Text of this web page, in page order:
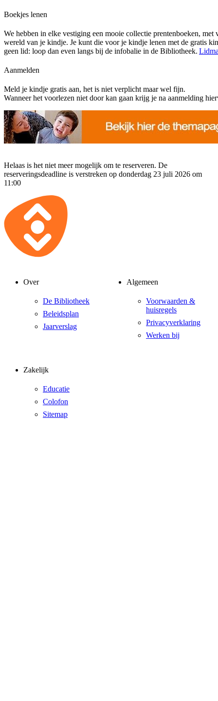
Boekjes lenen
We hebben in elke vestiging een mooie collectie prentenboeken, met
wereld van je kindje. Je kunt die voor je kindje lenen met de gratis
geen lid: loop dan even langs bij de infobalie in de Bibliotheek.
Aanmelden
Meld je kindje gratis aan, het is niet verplicht maar wel fijn.
Wanneer het voorlezen niet door kan gaan krijg je na aanmelding
Helaas is het niet meer mogelijk om te reserveren. De
reserveringsdeadline is verstreken op donderdag 23 juli 2026 om
11:00
Over
De Bibliotheek
Beleidsplan
Jaarverslag
Algemeen
Voorwaarden &
huisregels
Privacyverklaring
Werken bij
Zakelijk
Educatie
Colofon
Sitemap